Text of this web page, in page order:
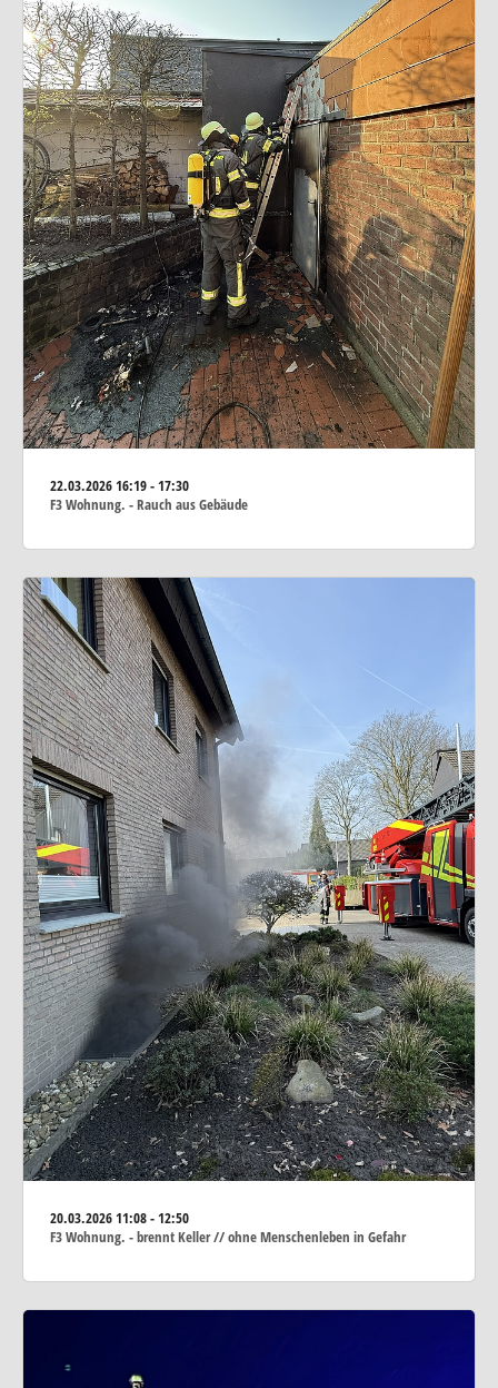
22.03.202616:19 - 17:30
F3 Wohnung. - Rauch aus Gebäude
20.03.202611:08 - 12:50
F3 Wohnung. - brennt Keller // ohne Menschenleben in Gefahr